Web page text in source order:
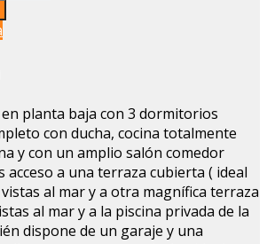
planta baja con 3 dormitorios
con ducha, cocina totalmente
y con un amplio salón comedor
acceso a una terraza cubierta ( ideal
al mar y a otra magnífica terraza
al mar y a la piscina privada de la
dispone de un garaje y una